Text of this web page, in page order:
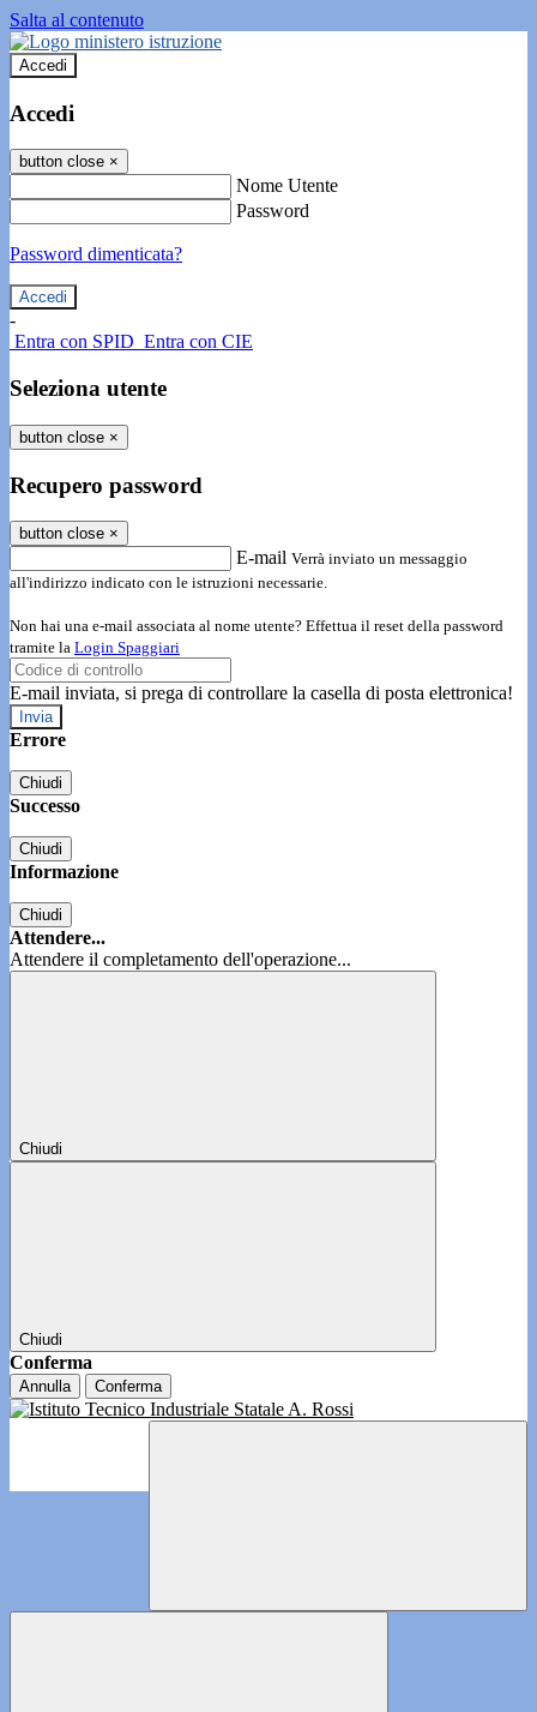
Salta al contenuto
Accedi
Accedi
button close ×
Nome Utente
Password
Password dimenticata?
-
Entra con SPID Entra con CIE
Seleziona utente
button close ×
Recupero password
button close ×
E-mail Verrà inviato un messaggio
all'indirizzo indicato con le istruzioni necessarie.
Non hai una e-mail associata al nome utente? Effettua il reset della password
tramite la Login Spaggiari
E-mail inviata, si prega di controllare la casella di posta elettronica!
Errore
Chiudi
Successo
Chiudi
Informazione
Chiudi
Attendere...
Attendere il completamento dell'operazione...
Chiudi
Chiudi
Conferma
Annulla Conferma